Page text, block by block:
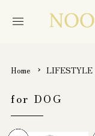
Home LIFESTYLE
for DOG